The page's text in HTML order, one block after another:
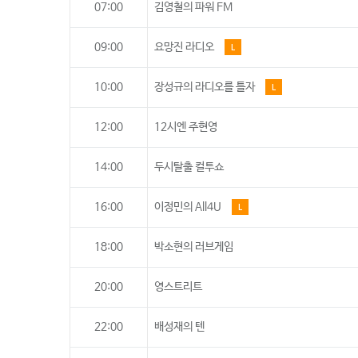
07:00 김영철의 파워 FM
09:00 요망진 라디오 L
10:00 장성규의 라디오를 틀자 L
12:00 12시엔 주현영
14:00 두시탈출 컬투쇼
16:00 이정민의 All4U L
18:00 박소현의 러브게임
20:00 영스트리트
22:00 배성재의 텐